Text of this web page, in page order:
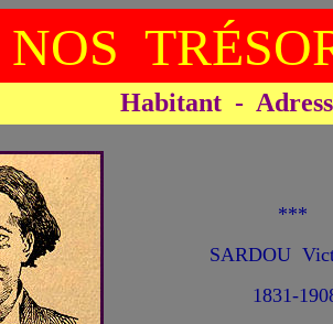
NOS
Habitant -
***
SARDOU
1831-